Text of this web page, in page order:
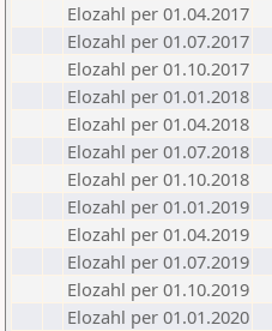
Elozahl per 01.04.2017
Elozahl per 01.07.2017
Elozahl per 01.10.2017
Elozahl per 01.01.2018
Elozahl per 01.04.2018
Elozahl per 01.07.2018
Elozahl per 01.10.2018
Elozahl per 01.01.2019
Elozahl per 01.04.2019
Elozahl per 01.07.2019
Elozahl per 01.10.2019
Elozahl per 01.01.2020